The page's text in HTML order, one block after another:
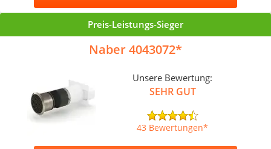
Preis-Leistungs-Sieger
Naber 4043072
Unsere Bewertung:
SEHR GUT
43 Bewertungen